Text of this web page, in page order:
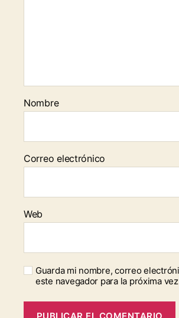
Nombre
Correo electrónico
Web
Guarda mi nombre, correo
este navegador para la próxima